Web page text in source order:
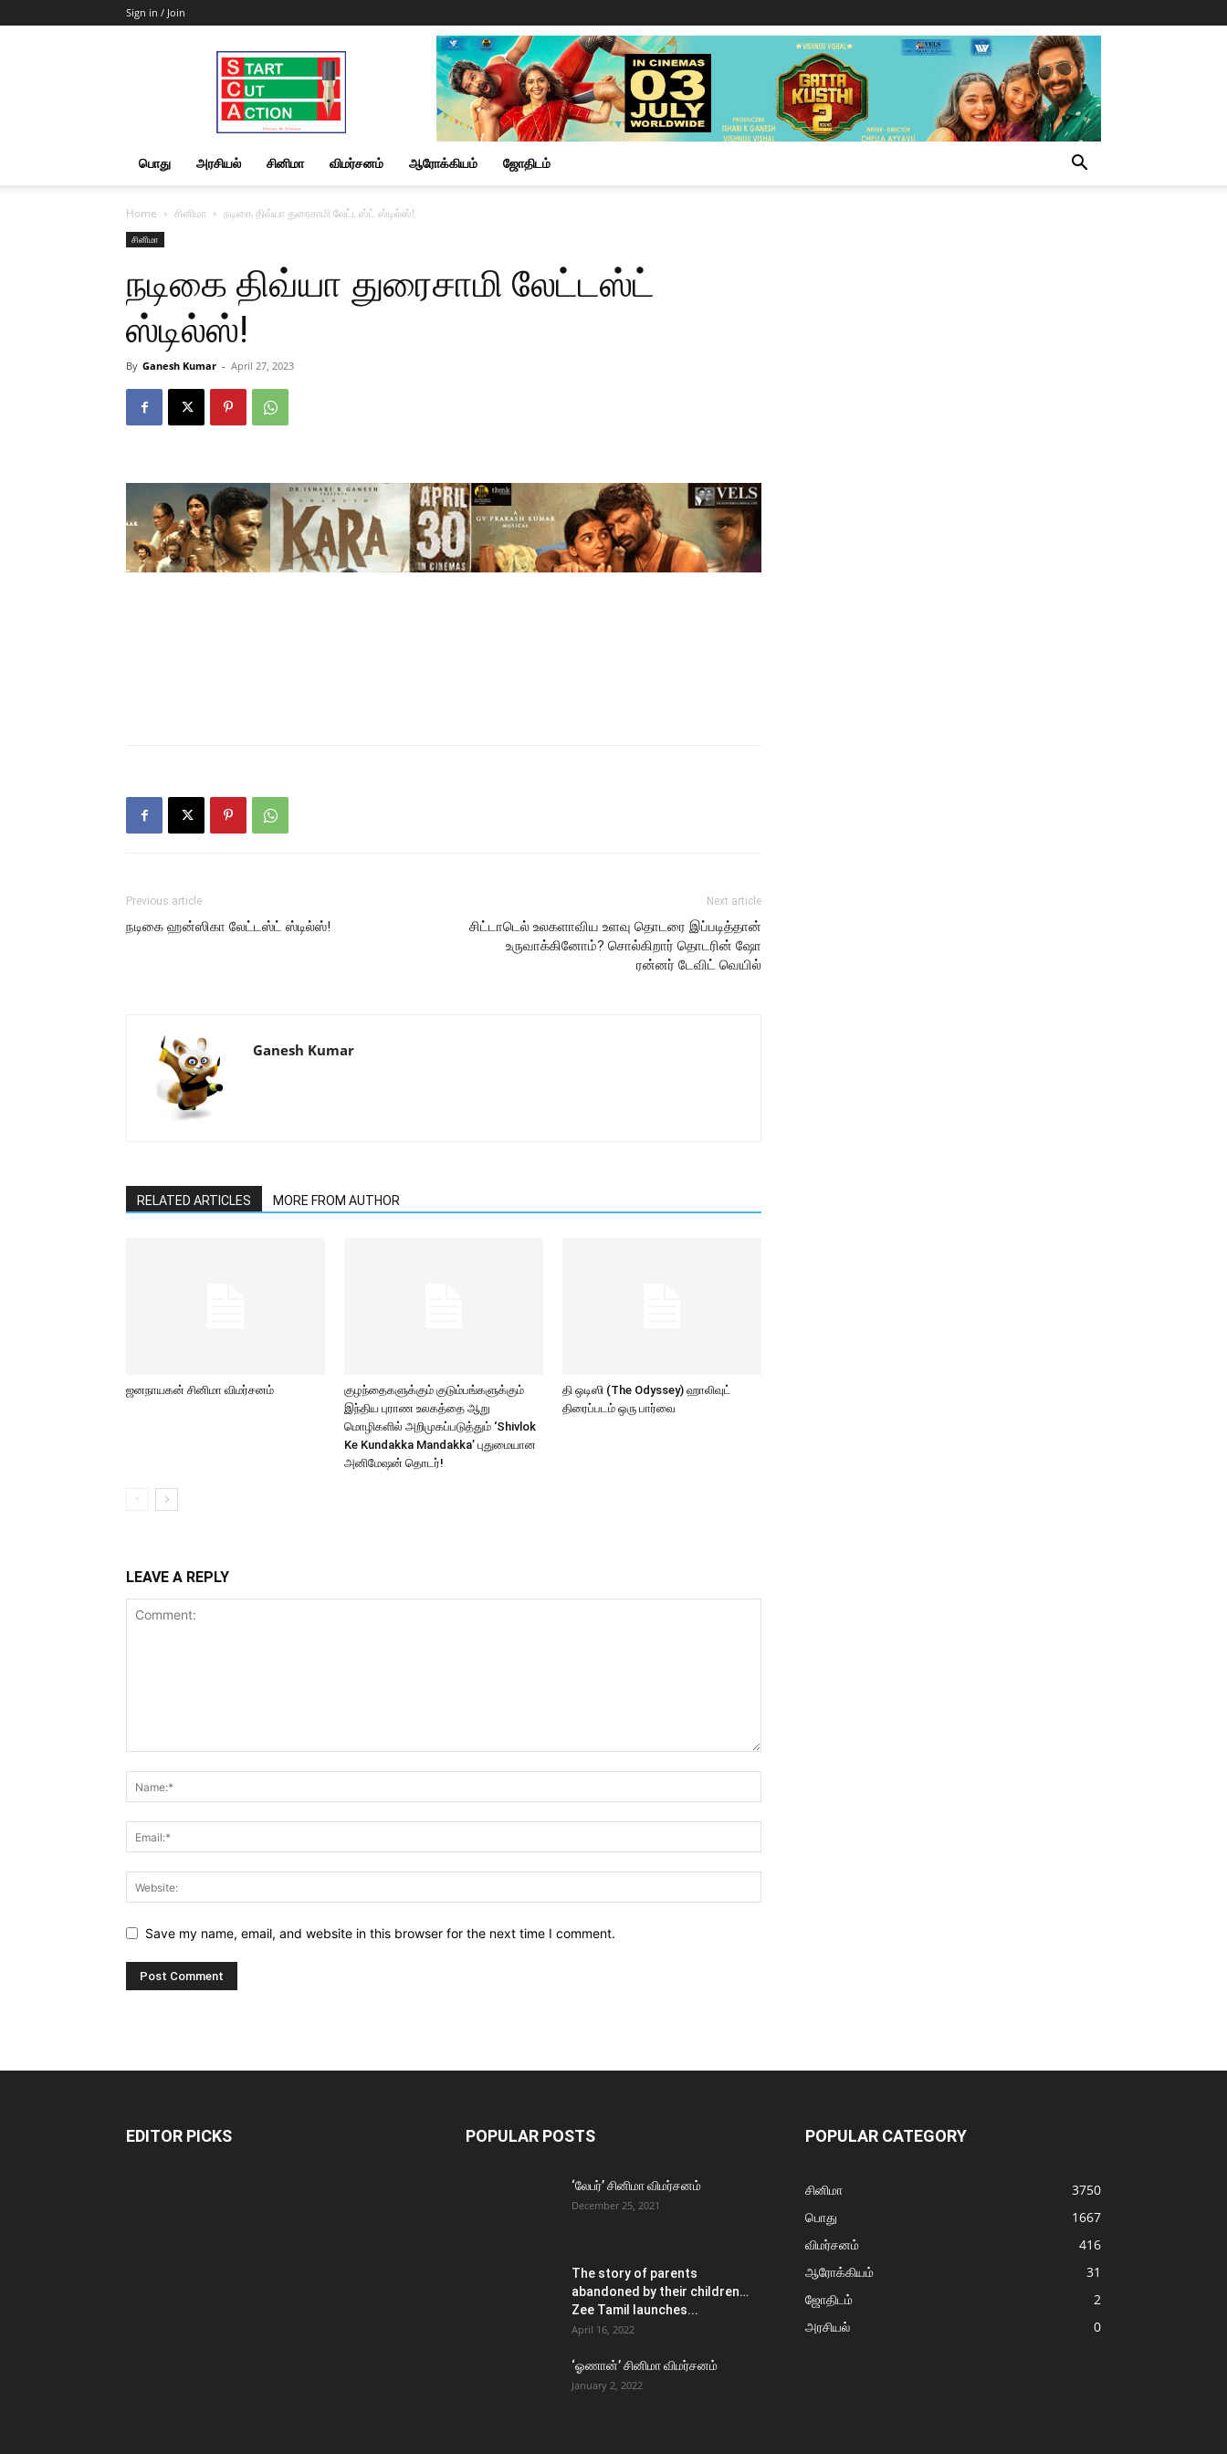
Sign in / Join
Start
Cut
Action
|
News
&
பொது அரசியல் சினிமா விமர்சனம் ஆரோக்கியம் ஜோதிடம்
Home சினிமா நடிகை திவ்யா துரைசாமி லேட்டஸ்ட் ஸ்டில்ஸ்!
சினிமா
நடிகை திவ்யா துரைசாமி லேட்டஸ்ட்
ஸ்டில்ஸ்!
By Ganesh Kumar - April 27, 2023
Previous article
நடிகை ஹன்ஸிகா லேட்டஸ்ட் ஸ்டில்ஸ்!
Next article
சிட்டாடெல் உலகளாவிய உளவு தொடரை இப்படித்தான்
உருவாக்கினோம்? சொல்கிறார் தொடரின் ஷோ
ரன்னர் டேவிட் வெயில்
Ganesh Kumar
RELATED ARTICLES MORE FROM AUTHOR
ஜனநாயகன் சினிமா விமர்சனம்
குழந்தைகளுக்கும் குடும்பங்களுக்கும்
இந்திய புராண உலகத்தை ஆறு
மொழிகளில் அறிமுகப்படுத்தும் ‘Shivlok
Ke Kundakka Mandakka’ புதுமையான
அனிமேஷன் தொடர்!
தி ஒடிஸி (The Odyssey) ஹாலிவுட்
திரைப்படம் ஒரு பார்வை
LEAVE A REPLY
Save my name, email, and website in this browser for the next time I comment.
EDITOR PICKS POPULAR POSTS
‘லேபர்’ சினிமா விமர்சனம்
December 25, 2021
The story of parents
abandoned by their children…
Zee Tamil launches...
April 16, 2022
‘ஓணான்’ சினிமா விமர்சனம்
January 2, 2022
POPULAR CATEGORY
சினிமா
3750
பொது
1667
விமர்சனம்
416
ஆரோக்கியம்
31
ஜோதிடம்
2
அரசியல்
0